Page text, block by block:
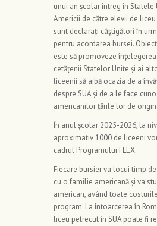
unui an școlar întreg în Statele
Americii de către elevii de
sunt declarați câștigători în
pentru acordarea bursei.
este să promoveze
cetățenii Statelor Unite și ai
liceenii să aibă ocazia de a
despre SUA și de a le face
americanilor țările lor de
În anul școlar 2025-2026, la
aproximativ 1000 de liceeni
cadrul Programului FLEX.
Fiecare bursier va locui timp
cu o familie americană și va
american, având toate
program. La întoarcerea în
liceu petrecut în SUA poate fi